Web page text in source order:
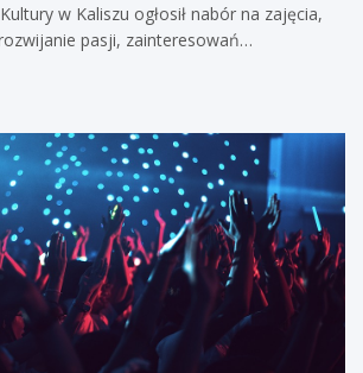
w Kaliszu ogłosił nabór na zajęcia,
pasji, zainteresowań…